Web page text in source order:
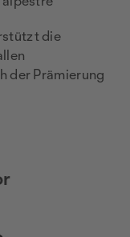
die
der Prämierung